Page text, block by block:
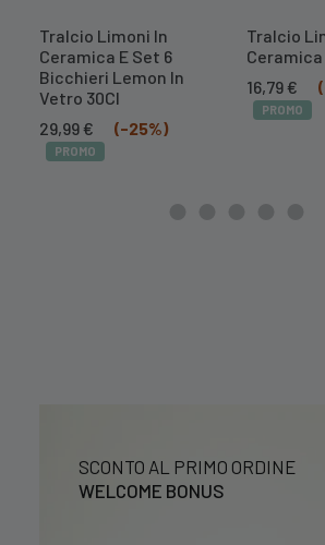
Tralcio Limoni In
Ceramica E Set 6
Bicchieri Lemon In
Vetro 30Cl
Il
prezzo
originale
29,99€
prezzo
(-25%)
PROMO
Tralcio
Ceramica
Il
prezzo
originale
16,79€
PROMO
SCONTO AL PRIMO ORDINE
WELCOME BONUS